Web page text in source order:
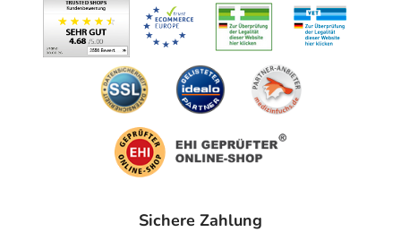
Sichere Zahlung